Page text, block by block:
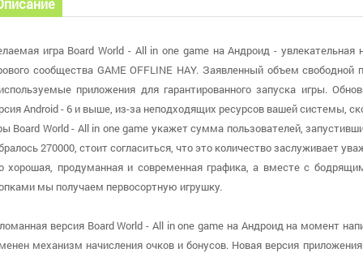
игра Board World - All in one game на Андроид - увлекательная
сообщества GAME OFFLINE HAY. Заявленный объем
приложения для гарантированного запуска игры.
Android - 6 и выше, из-за неподходящих ресурсов вашей системы,
Board World - All in one game укажет сумма пользователей,
270000, стоит согласиться, что это количество заслуживает
хорошая, продуманная и современная графика, а вместе с
мы получаем первосортную игрушку.
версия Board World - All in one game на Андроид на момент
механизм начисления очков и бонусов. Новая версия